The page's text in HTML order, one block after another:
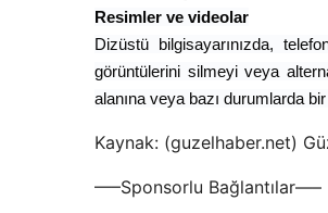
Resimler ve videolar
Dizüstü bilgisayarınızda,
görüntülerini silmeyi veya
alanına veya bazı durumlarda
Kaynak: (guzelhaber.net)
—–Sponsorlu Bağlantılar—–